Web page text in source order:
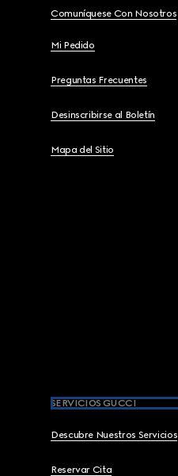
Comuníquese Con Nosotros
Mi Pedido
Preguntas Frecuentes
Desinscribirse al Boletín
Mapa del Sitio
SERVICIOS GUCCI
Descubre Nuestros Servicios
Reservar Cita